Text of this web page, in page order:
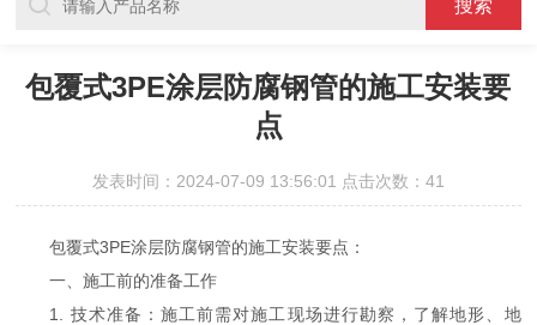
包覆式3PE涂层防腐钢管的施工安装要
点
发表时间：2024-07-09 13:56:01 点击次数：41
包覆式3PE涂层防腐钢管的施工安装要点：
一、施工前的准备工作
1. 技术准备：施工前需对施工现场进行勘察，了解地形、地